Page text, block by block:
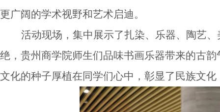
更广阔的学术视野和艺术启迪。
活动现场，集中展示了扎染、乐器、陶艺
绝，贵州商学院师生们品味书画乐器带来的古
文化的种子厚植在同学们心中，彰显了民族文